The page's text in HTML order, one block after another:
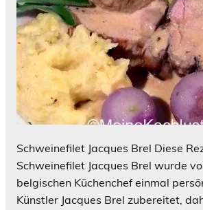
Schweinefilet Jacques Brel Diese
Schweinefilet Jacques Brel wurde
belgischen Küchenchef einmal
Künstler Jacques Brel zubereitet,